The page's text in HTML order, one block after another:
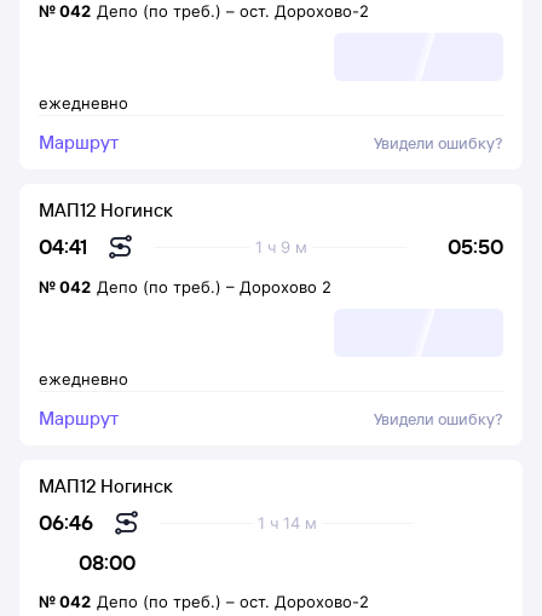
ежедневно
№042 Депо (по треб.) – ост. Дорохово-2
Маршрут Увидели ошибку?
04:41 05:50
1 ч 9 м
МАП12 Ногинск
ежедневно
№042 Депо (по треб.) – Дорохово 2
Маршрут Увидели ошибку?
06:46
08:00
1 ч 14 м
МАП12 Ногинск
№042 Депо (по треб.) – ост. Дорохово-2